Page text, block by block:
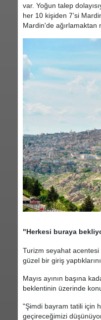
var. Yoğun talep
her 10 kişiden 7’si
Mardin'de ağırlamaktan
"Herkesi buraya
Turizm seyahat acentesi
güzel bir giriş
Mayıs ayının başına
beklentinin üzerinde
"Şimdi bayram tatili için
geçireceğimizi